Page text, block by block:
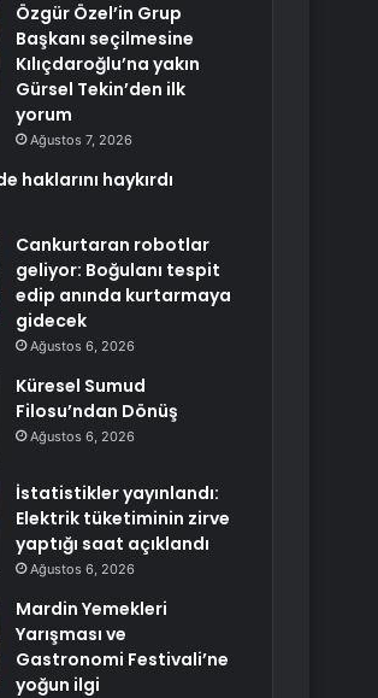
Özgür Özel’in Grup
Başkanı seçilmesine
Kılıçdaroğlu’na yakın
Gürsel Tekin’den ilk
yorum
Ağustos 7, 2026
haklarını haykırdı
Cankurtaran robotlar
geliyor: Boğulanı tespit
edip anında kurtarmaya
gidecek
Ağustos 6, 2026
Küresel Sumud
Filosu’ndan Dönüş
Ağustos 6, 2026
İstatistikler yayınlandı:
Elektrik tüketiminin zirve
yaptığı saat açıklandı
Ağustos 6, 2026
Mardin Yemekleri
Yarışması ve
Gastronomi Festivali’ne
yoğun ilgi